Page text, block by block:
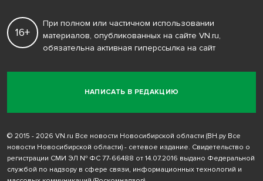
НАПИСАТЬ В РЕДАКЦИЮ
16+
При полном или частичном использовании
материалов, опубликованных на сайте VN.ru,
обязательна активная гиперссылка на сайт
© 2015 - 2026 VN.ru Все новости Новосибирской области (ВН.ру Все
новости Новосибирской области) - сетевое издание. Свидетельство о
регистрации СМИ ЭЛ № ФС 77-66488 от 14.07.2016 выдано Федеральной
службой по надзору в сфере связи, информационных технологий и